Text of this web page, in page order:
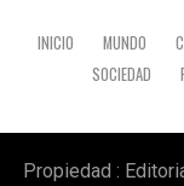
INICIO MUNDO
SOCIEDAD
Propiedad :